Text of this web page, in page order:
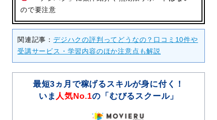
ので要注意
関連記事： デジハクの評判ってどうなの？口コミ10件や
受講サービス・学習内容のほか注意点も解説
最短3ヵ月で稼げるスキルが身に付く！
いま 人気No.1の「むびるスクール」